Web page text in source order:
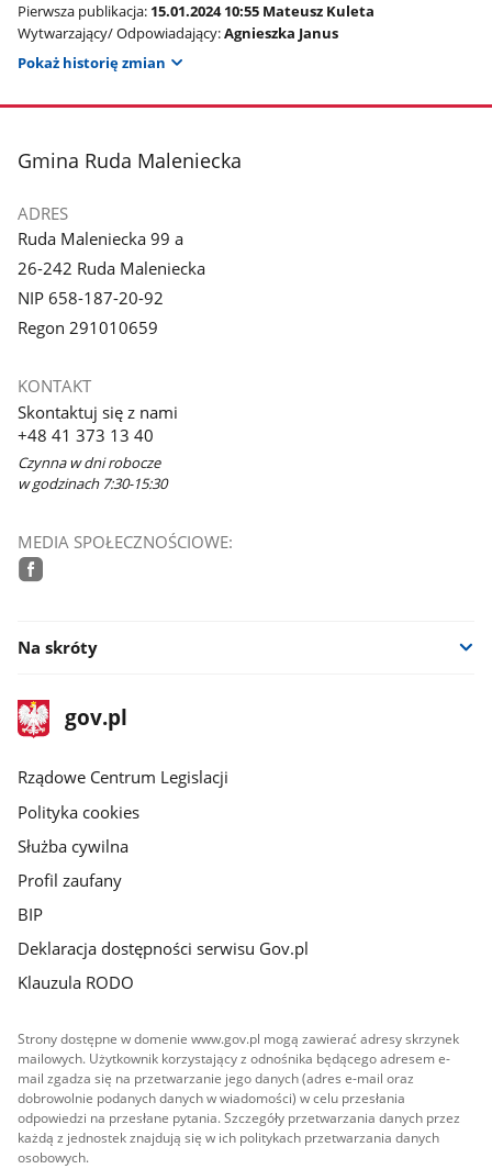
Pierwsza publikacja: 15.01.2024 10:55 Mateusz Kuleta
Wytwarzający/ Odpowiadający:Agnieszka Janus
Pokaż historię zmian
stopka
Gmina Ruda Maleniecka
ADRES
Ruda Maleniecka 99 a
26-242 Ruda Maleniecka
NIP 658-187-20-92
Regon 291010659
KONTAKT
Skontaktuj się z nami
+48 41 373 13 40
Czynna w dni robocze
w godzinach 7:30-15:30
MEDIA SPOŁECZNOŚCIOWE:
Na skróty
stopka
gov.plStrona
gov.pl
Rządowe Centrum Legislacji
Polityka cookies
Służba cywilna
Profil zaufany
BIP
Deklaracja dostępności serwisu Gov.pl
Klauzula RODO
Strony dostępne w domenie www.gov.pl mogą zawierać adresy skrzynek
mailowych. Użytkownik korzystający z odnośnika będącego adresem e-
mail zgadza się na przetwarzanie jego danych (adres e-mail oraz
dobrowolnie podanych danych w wiadomości) w celu przesłania
odpowiedzi na przesłane pytania. Szczegóły przetwarzania danych przez
każdą z jednostek znajdują się w ich politykach przetwarzania danych
osobowych.